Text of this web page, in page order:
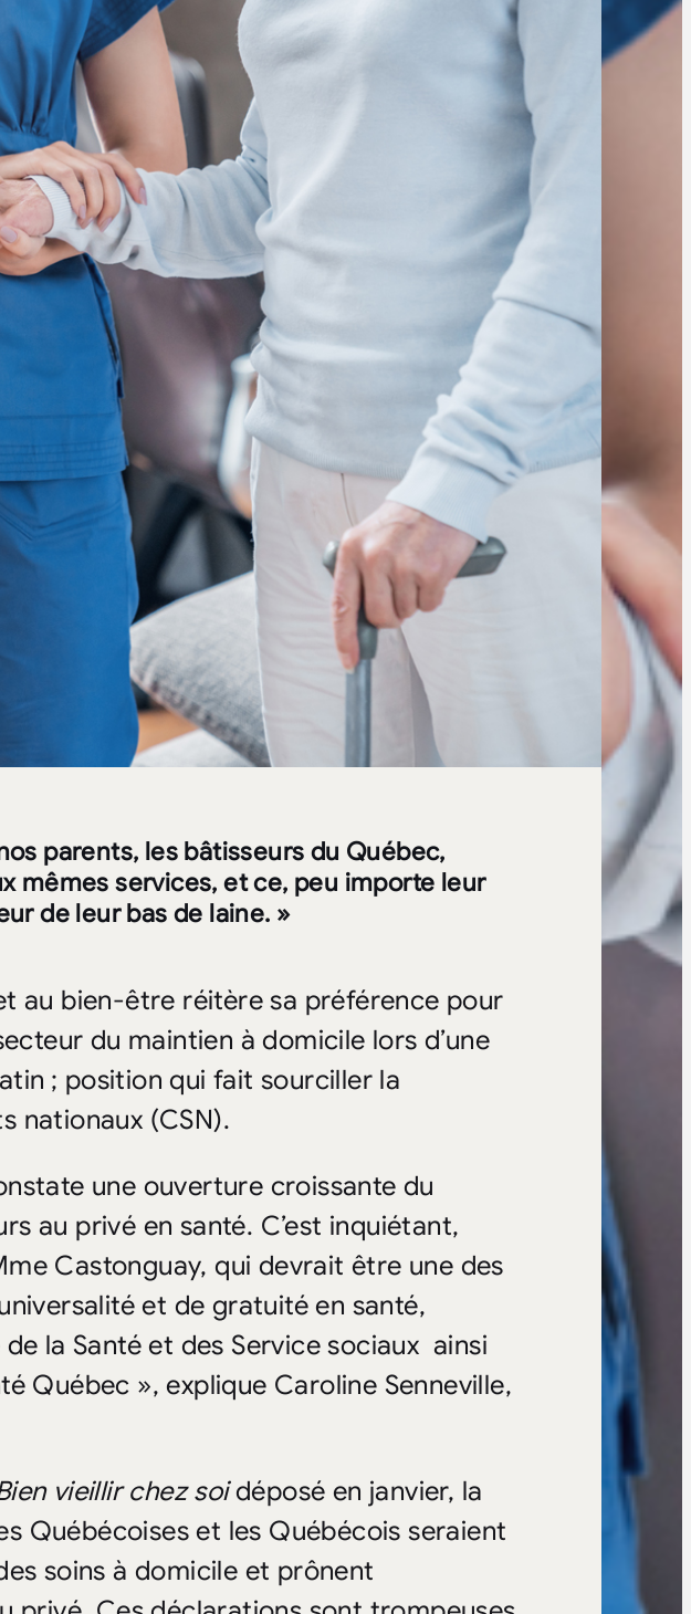
parents, les bâtisseurs du Québec,
mêmes services, et ce, peu importe leur
de leur bas de laine. »
au bien-être réitère sa préférence pour
du maintien à domicile lors d’une
; position qui fait sourciller la
nationaux (CSN).
une ouverture croissante du
au privé en santé. C’est inquiétant,
Castonguay, qui devrait être une des
et de gratuité en santé,
la Santé et des Service sociaux ainsi
Québec », explique Caroline Senneville,
vieillir chez soidéposé en janvier, la
Québécoises et les Québécois seraient
soins à domicile et prônent